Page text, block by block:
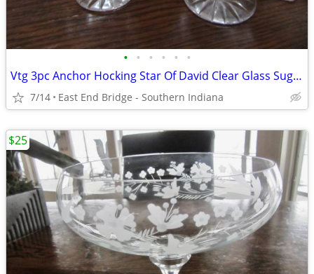
• • • • • •
Vtg 3pc Anchor Hocking Star Of David Clear Glass Sugar And Creamer
7/14 East End Bridge - Southern Indiana
$25